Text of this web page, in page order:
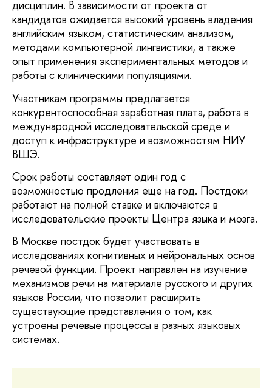
дисциплин. В зависимости от проекта от
кандидатов ожидается высокий уровень владения
английским языком, статистическим анализом,
методами компьютерной лингвистики, а также
опыт применения экспериментальных методов и
работы с клиническими популяциями.
Участникам программы предлагается
конкурентоспособная заработная плата, работа в
международной исследовательской среде и
доступ к инфраструктуре и возможностям НИУ
ВШЭ.
Срок работы составляет один год с
возможностью продления еще на год. Постдоки
работают на полной ставке и включаются в
исследовательские проекты Центра языка и мозга.
В Москве постдок будет участвовать в
исследованиях когнитивных и нейрональных основ
речевой функции. Проект направлен на изучение
механизмов речи на материале русского и других
языков России, что позволит расширить
существующие представления о том, как
устроены речевые процессы в разных языковых
системах.